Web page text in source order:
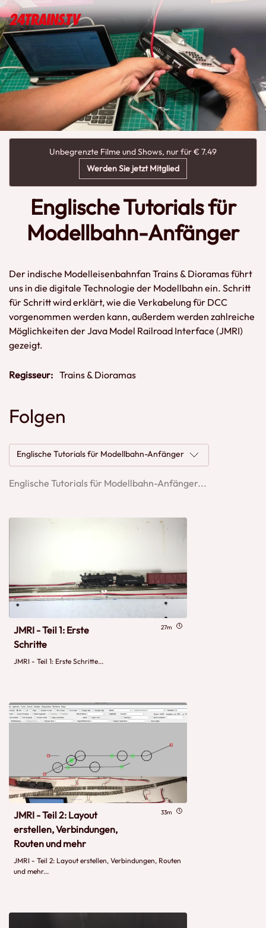
Unbegrenzte Filme und Shows, nur für € 7.49
Werden Sie jetzt Mitglied
Folgen
Englische Tutorials für Modellbahn-Anfänger
Englische Tutorials für Modellbahn-Anfänger...
JMRI - Teil 1: Erste
Schritte
27m
JMRI - Teil 1: Erste Schritte...
JMRI - Teil 2: Layout
erstellen, Verbindungen,
Routen und mehr
33m
JMRI - Teil 2: Layout erstellen, Verbindungen, Routen
und mehr...
Englische Tutorials für
Modellbahn-Anfänger
Der indische Modelleisenbahnfan Trains & Dioramas führt
uns in die digitale Technologie der Modellbahn ein. Schritt
für Schritt wird erklärt, wie die Verkabelung für DCC
vorgenommen werden kann, außerdem werden zahlreiche
Möglichkeiten der Java Model Railroad Interface (JMRI)
gezeigt.
Regisseur: Trains & Dioramas